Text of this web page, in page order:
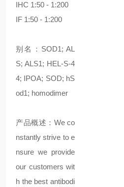
IHC 1:50 - 1:200
IF 1:50 - 1:200
别名：SOD1; AL
S; ALS1; HEL-S-4
4; IPOA; SOD; hS
od1; homodimer
产品概述：We co
nstantly strive to e
nsure we provide
our customers wit
h the best antibodi